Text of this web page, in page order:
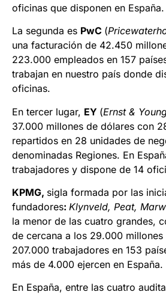
oficinas que disponen en España.
La segunda es PwC (
una facturación de 42.450
223.000 empleados en 157
trabajan en nuestro país donde
oficinas.
En tercer lugar, EY (Ernst &
37.000 millones de dólares con
repartidos en 28 unidades de
denominadas Regiones. En
trabajadores y dispone de 14
KPMG, sigla formada por las
fundadores: Klynveld, Peat,
la menor de las cuatro grandes,
de cercana a los 29.000
207.000 trabajadores en 153
más de 4.000 ejercen en España.
En España, entre las cuatro